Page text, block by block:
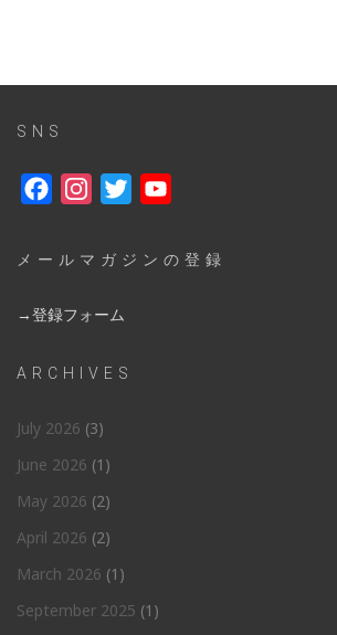
SNS
FacebookInstagram
Twitter
メールマガジンの登録
→登録フォーム
ARCHIVES
July 2026 (3)
June 2026 (1)
May 2026 (2)
April 2026 (2)
March 2026 (1)
September 2025 (1)